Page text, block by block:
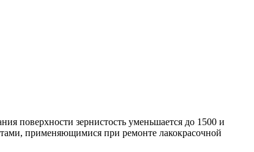
поверхности зернистость уменьшается до 1500 и
применяющимися при ремонте лакокрасочной